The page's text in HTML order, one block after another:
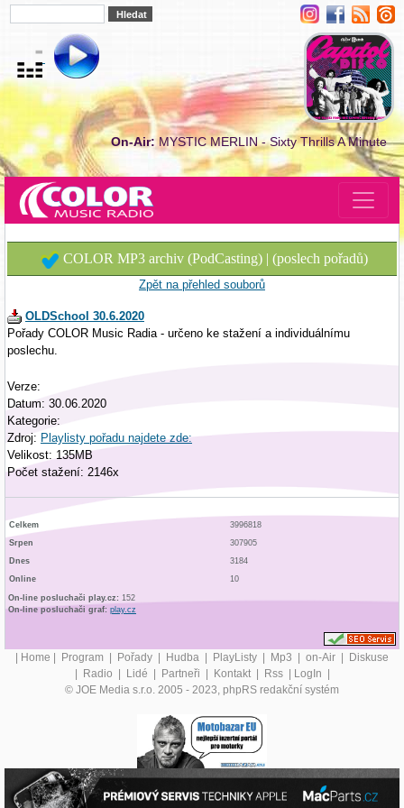
On-Air: MYSTIC MERLIN - Sixty Thrills A Minute
COLOR MP3 archiv (PodCasting) | (poslech pořadů)
Zpět na přehled souborů
OLDSchool 30.6.2020
Pořady COLOR Music Radia - určeno ke stažení a individuálnímu
poslechu.
Verze:
Datum: 30.06.2020
Kategorie:
Zdroj: Playlisty pořadu najdete zde:
Velikost: 135MB
Počet stažení: 2146x
Celkem
3996818
Srpen
307905
Dnes
3184
Online
10
On-line posluchači play.cz: 152
On-line posluchači graf: play.cz
| Home | Program | Pořady | Hudba | PlayListy | Mp3 | on-Air | Diskuse
| Radio | Lidé | Partneři | Kontakt | Rss | LogIn |
© JOE Media s.r.o. 2005 - 2023, phpRS redakční systém